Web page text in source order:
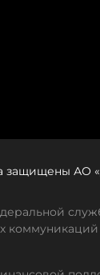
защищены АО